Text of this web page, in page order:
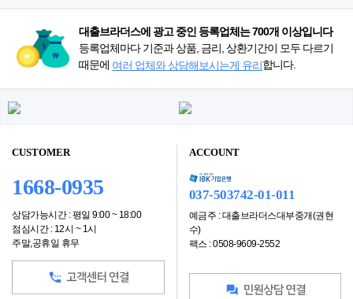
대출브라더스에 광고 중인 등록업체는 700개 이상입니다
등록업체마다 기준과 상품, 금리, 상환기간이 모두 다르기
때문에 여러 업체와 상담해보시는게 유리합니다.
CUSTOMER
1668-0935
상담가능시간 : 평일 9:00 ~ 18:00
점심시간 : 12시 ~ 1시
주말,공휴일 휴무
ACCOUNT
037-503742-01-011
예금주 : 대출브라더스대부중개(권현
수)
팩스 : 0508-9609-2552